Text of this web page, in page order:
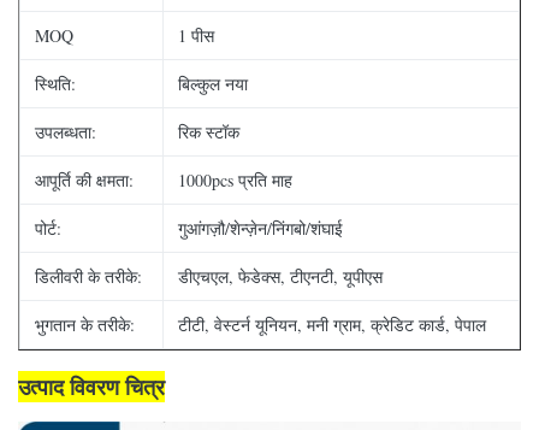
MOQ 1 पीस
स्थिति: बिल्कुल नया
उपलब्धता: रिक स्टॉक
आपूर्ति की क्षमता: 1000pcs प्रति माह
पोर्ट: गुआंगज़ौ/शेन्ज़ेन/निंगबो/शंघाई
डिलीवरी के तरीके: डीएचएल, फेडेक्स, टीएनटी, यूपीएस
भुगतान के तरीके: टीटी, वेस्टर्न यूनियन, मनी ग्राम, क्रेडिट कार्ड, पेपाल
उत्पाद विवरण चित्र